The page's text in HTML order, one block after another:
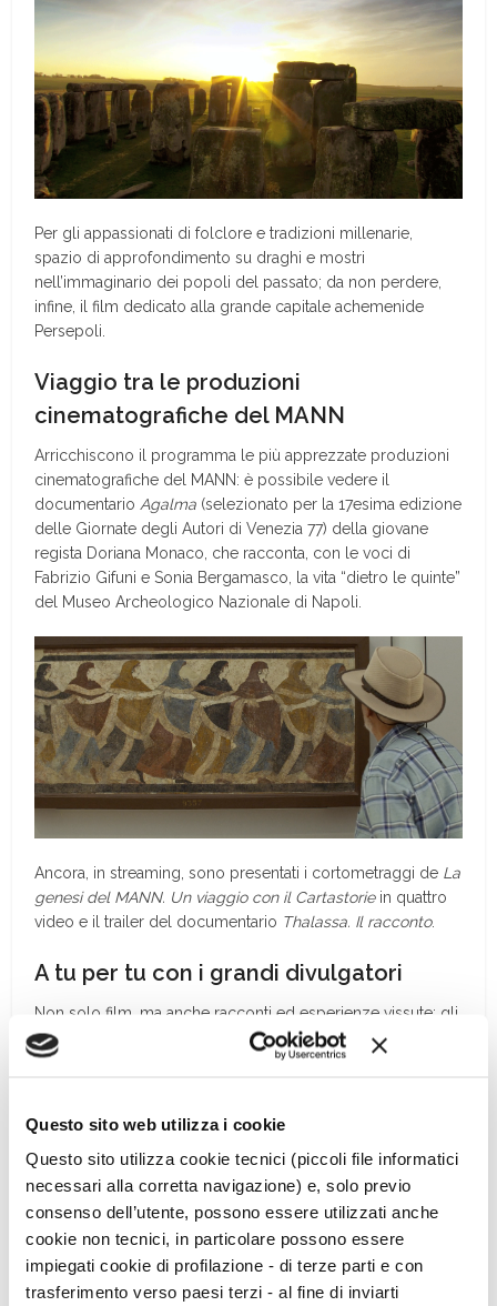
Questo sito web utilizza i cookie
Questo sito utilizza cookie tecnici (piccoli file informatici
necessari alla corretta navigazione) e, solo previo
consenso dell’utente, possono essere utilizzati anche
cookie non tecnici, in particolare possono essere
impiegati cookie di profilazione - di terze parti e con
trasferimento verso paesi terzi - al fine di inviarti
Per gli appassionati di folclore e tradizioni millenarie,
spazio di approfondimento su draghi e mostri
nell’immaginario dei popoli del passato; da non perdere,
infine, il film dedicato alla grande capitale achemenide
Persepoli.
Viaggio tra le produzioni
cinematografiche del MANN
Arricchiscono il programma le più apprezzate produzioni
cinematografiche del MANN: è possibile vedere il
documentario Agalma (selezionato per la 17esima edizione
delle Giornate degli Autori di Venezia 77) della giovane
regista Doriana Monaco, che racconta, con le voci di
Fabrizio Gifuni e Sonia Bergamasco, la vita “dietro le quinte”
del Museo Archeologico Nazionale di Napoli.
Ancora, in streaming, sono presentati i cortometraggi de La
genesi del MANN. Un viaggio con il Cartastoriein quattro
video e il trailer del documentario Thalassa. Il racconto.
A tu per tu con i grandi divulgatori
Non solo film, ma anche racconti ed esperienze vissute: gli
spettatori virtuali hanno l’opportunità di conoscere da vicino
i grandi nomi della ricerca e divulgazione archeologica
direttore degli scavi italiani a Persepoli,
archeologo e scrittore,Syusy Bladyattrice e conduttrice
televisiva.
Il Direttore del MANN: «in questo
momento è ancora più importante